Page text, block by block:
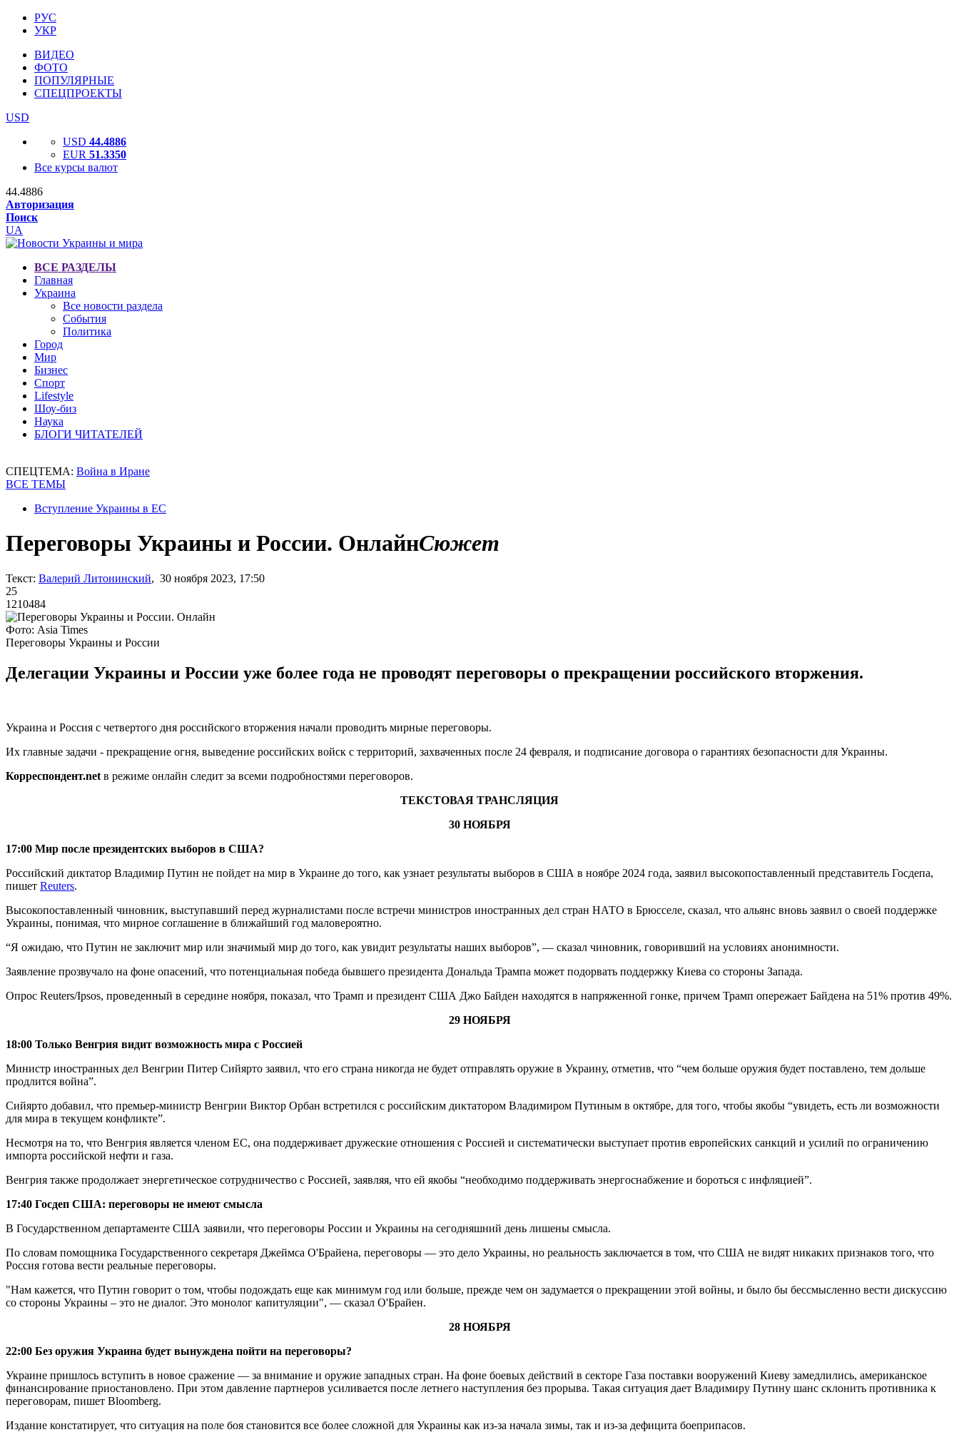
РУС
УКР
ВИДЕО
ФОТО
ПОПУЛЯРНЫЕ
СПЕЦПРОЕКТЫ
USD
USD 44.4886
EUR 51.3350
Все курсы валют
44.4886
Авторизация
Поиск
UA
ВСЕ РАЗДЕЛЫ
Главная
Украина
Все новости раздела
События
Политика
Город
Мир
Бизнес
Спорт
Lifestyle
Шоу-биз
Наука
БЛОГИ ЧИТАТЕЛЕЙ
СПЕЦТЕМА: Война в Иране
ВСЕ ТЕМЫ
Вступление Украины в ЕС
Переговоры Украины и России. ОнлайнСюжет
Текст: Валерий Литонинский, 30 ноября 2023, 17:50
25
1210484
Фото: Asia Times
Переговоры Украины и России
Делегации Украины и России уже более года не проводят переговоры о прекращении российского вторжения.
Украина и Россия с четвертого дня российского вторжения начали проводить мирные переговоры.
Их главные задачи - прекращение огня, выведение российских войск с территорий, захваченных после 24 февраля, и подписание договора о гарантиях безопасности для Украины.
Корреспондент.net в режиме онлайн следит за всеми подробностями переговоров.
ТЕКСТОВАЯ ТРАНСЛЯЦИЯ
30 НОЯБРЯ
17:00 Мир после президентских выборов в США?
Российский диктатор Владимир Путин не пойдет на мир в Украине до того, как узнает результаты выборов в США в ноябре 2024 года, заявил высокопоставленный представитель Госдепа,
пишет Reuters.
Высокопоставленный чиновник, выступавший перед журналистами после встречи министров иностранных дел стран НАТО в Брюсселе, сказал, что альянс вновь заявил о своей поддержке
Украины, понимая, что мирное соглашение в ближайший год маловероятно.
“Я ожидаю, что Путин не заключит мир или значимый мир до того, как увидит результаты наших выборов”, — сказал чиновник, говоривший на условиях анонимности.
Заявление прозвучало на фоне опасений, что потенциальная победа бывшего президента Дональда Трампа может подорвать поддержку Киева со стороны Запада.
Опрос Reuters/Ipsos, проведенный в середине ноября, показал, что Трамп и президент США Джо Байден находятся в напряженной гонке, причем Трамп опережает Байдена на 51% против 49%.
29 НОЯБРЯ
18:00 Только Венгрия видит возможность мира с Россией
Министр иностранных дел Венгрии Питер Сийярто заявил, что его страна никогда не будет отправлять оружие в Украину, отметив, что “чем больше оружия будет поставлено, тем дольше
продлится война”.
Сийярто добавил, что премьер-министр Венгрии Виктор Орбан встретился с российским диктатором Владимиром Путиным в октябре, для того, чтобы якобы “увидеть, есть ли возможности
для мира в текущем конфликте”.
Несмотря на то, что Венгрия является членом ЕС, она поддерживает дружеские отношения с Россией и систематически выступает против европейских санкций и усилий по ограничению
импорта российской нефти и газа.
Венгрия также продолжает энергетическое сотрудничество с Россией, заявляя, что ей якобы “необходимо поддерживать энергоснабжение и бороться с инфляцией”.
17:40 Госдеп США: переговоры не имеют смысла
В Государственном департаменте США заявили, что переговоры России и Украины на сегодняшний день лишены смысла.
По словам помощника Государственного секретаря Джеймса О'Брайена, переговоры — это дело Украины, но реальность заключается в том, что США не видят никаких признаков того, что
Россия готова вести реальные переговоры.
"Нам кажется, что Путин говорит о том, чтобы подождать еще как минимум год или больше, прежде чем он задумается о прекращении этой войны, и было бы бессмысленно вести дискуссию
со стороны Украины – это не диалог. Это монолог капитуляции", — сказал О'Брайен.
28 НОЯБРЯ
22:00 Без оружия Украина будет вынуждена пойти на переговоры?
Украине пришлось вступить в новое сражение — за внимание и оружие западных стран. На фоне боевых действий в секторе Газа поставки вооружений Киеву замедлились, американское
финансирование приостановлено. При этом давление партнеров усиливается после летнего наступления без прорыва. Такая ситуация дает Владимиру Путину шанс склонить противника к
переговорам, пишет Bloomberg.
Издание констатирует, что ситуация на поле боя становится все более сложной для Украины как из-за начала зимы, так и из-за дефицита боеприпасов.